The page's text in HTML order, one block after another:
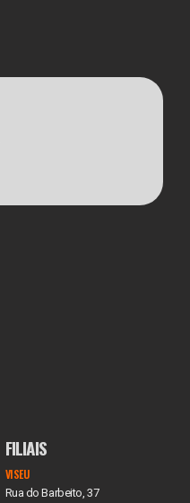
FILIAIS
VISEU
Rua do Barbeito, 37